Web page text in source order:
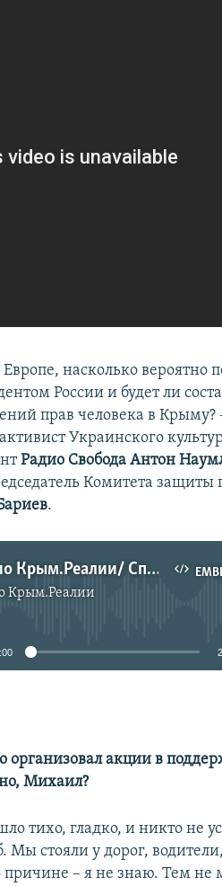
насколько вероятно
России и будет ли
прав человека в Крыму?
Украинского
Радио Свобода Антон
Комитета защиты
.
Радио Крым.Реалии/ Список Савченко и Чийгоза. Будут ли санкции за политзаключенных
Крым.Реалии
currently available
организовал акции в
Михаил?
тихо, гладко, и никто не
стояли у дорог,
– я не знаю. Тем не